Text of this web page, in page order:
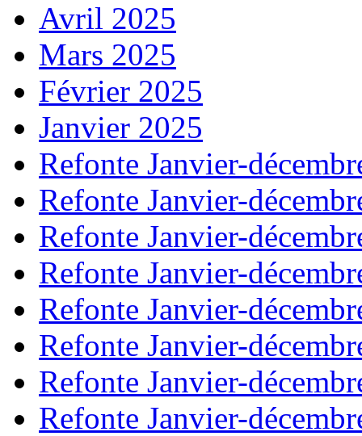
Avril 2025
Mars 2025
Février 2025
Janvier 2025
Refonte Janvier-
Refonte Janvier-
Refonte Janvier-
Refonte Janvier-
Refonte Janvier-
Refonte Janvier-
Refonte Janvier-
Refonte Janvier-